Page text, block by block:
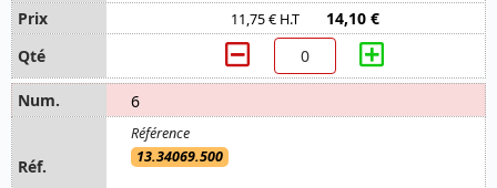
11,75 € H.T 14,10 €
6
13.34069.500